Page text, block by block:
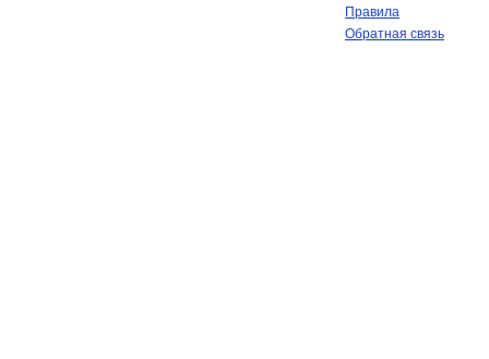
Правила
Обратная связь